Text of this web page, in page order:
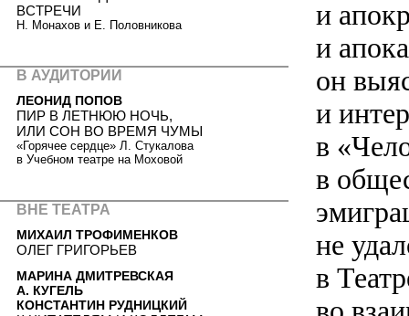
и
и
он
и
в
в
не
в
ВСТРЕЧИ
Н. Монахов и Е. Половникова
В АУДИТОРИИ
ЛЕОНИД ПОПОВ
ПИР В ЛЕТНЮЮ НОЧЬ,
ИЛИ СОН ВО ВРЕМЯ ЧУМЫ
«Горячее сердце» Л. Стукалова
в Учебном театре на Моховой
ВНЕ ТЕАТРА
МИХАИЛ ТРОФИМЕНКОВ
ОЛЕГ ГРИГОРЬЕВ
МАРИНА ДМИТРЕВСКАЯ
А. КУГЕЛЬ
КОНСТАНТИН РУДНИЦКИЙ